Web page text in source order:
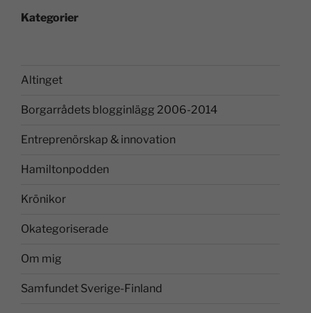
Kategorier
Altinget
Borgarrådets blogginlägg 2006-2014
Entreprenörskap & innovation
Hamiltonpodden
Krönikor
Okategoriserade
Om mig
Samfundet Sverige-Finland